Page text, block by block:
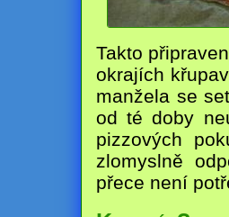
Takto
okrajích
manžela se
od té doby
pizzových
zlomyslně
přece není